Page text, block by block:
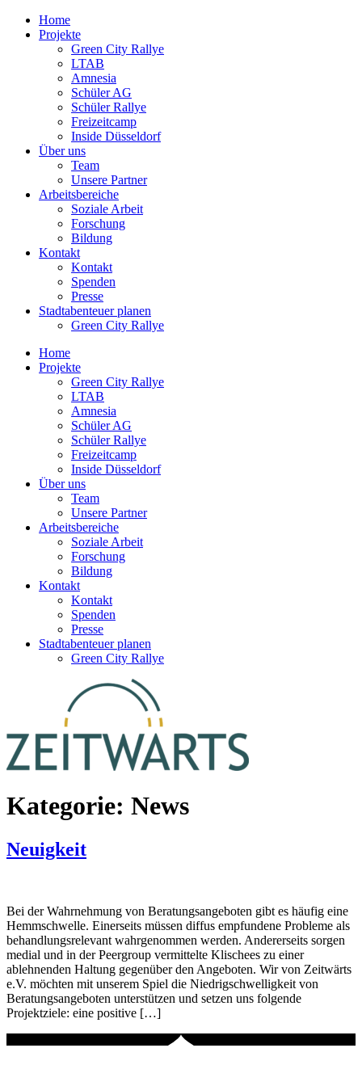
Zum
Inhalt
Home
Projekte
Green City Rallye
LTAB
Amnesia
Schüler AG
Schüler Rallye
Freizeitcamp
Inside Düsseldorf
Über uns
Team
Unsere Partner
Arbeitsbereiche
Soziale Arbeit
Forschung
Bildung
Kontakt
Kontakt
Spenden
Presse
Stadtabenteuer planen
Green City Rallye
Home
Projekte
Green City Rallye
LTAB
Amnesia
Schüler AG
Schüler Rallye
Freizeitcamp
Inside Düsseldorf
Über uns
Team
Unsere Partner
Arbeitsbereiche
Soziale Arbeit
Forschung
Bildung
Kontakt
Kontakt
Spenden
Presse
Stadtabenteuer planen
Green City Rallye
Kategorie: News
Neuigkeit
Bei der Wahrnehmung von Beratungsangeboten gibt es häufig eine
Hemmschwelle. Einerseits müssen diffus empfundene Probleme als
behandlungsrelevant wahrgenommen werden. Andererseits sorgen
medial und in der Peergroup vermittelte Klischees zu einer
ablehnenden Haltung gegenüber den Angeboten. Wir von Zeitwärts
e.V. möchten mit unserem Spiel die Niedrigschwelligkeit von
Beratungsangeboten unterstützen und setzen uns folgende
Projektziele: eine positive […]